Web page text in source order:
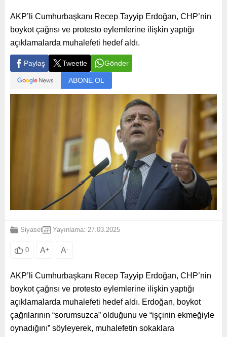
AKP’li Cumhurbaşkanı Recep Tayyip Erdoğan, CHP’nin
boykot çağrısı ve protesto eylemlerine ilişkin yaptığı
açıklamalarda muhalefeti hedef aldı.
Paylaş Tweetle Gönder
ABONE OL
Siyaset Yayınlama: 27.03.2025
0 A+ A-
AKP’li Cumhurbaşkanı Recep Tayyip Erdoğan, CHP’nin
boykot çağrısı ve protesto eylemlerine ilişkin yaptığı
açıklamalarda muhalefeti hedef aldı. Erdoğan, boykot
çağrılarının “sorumsuzca” olduğunu ve “işçinin ekmeğiyle
oynadığını” söyleyerek, muhalefetin sokaklara